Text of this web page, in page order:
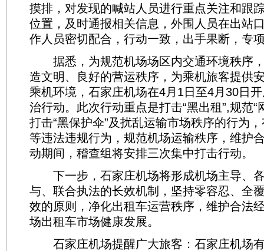
摸排，对发现的喊站人员进行重点关注和跟
位置，及时通报相关信息，外围人员在出站
作人员密切配合，行动一致，出手果断，专
据悉，为规范机场场区内交通环境秩序
造文明、良好的营运秩序，为乘机旅客提供
乘机环境，石家庄机场在4月1日至4月30日
治行动。此次行动重点是打击“黑出租”,规范“
打击“黑保护伞”及扰乱运输市场秩序的行为
等违法违规行为，规范机场运输秩序，维护
动期间，稽查组将安排三次集中打击行动。
下一步，石家庄机场将形成机场主导、
与、联合执法的长效机制，坚持零容忍、全
效的原则，净化出租车运营秩序，维护合法
场出租车市场健康发展。
石家庄机场提醒广大旅客：石家庄机场